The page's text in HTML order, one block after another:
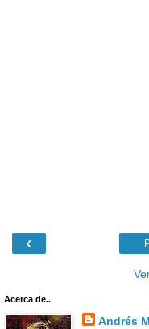
‹
Acerca de..
Andrés